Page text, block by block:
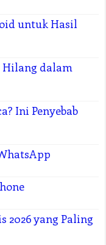
untuk Hasil
Hilang dalam
Ini Penyebab
2026 yang Paling